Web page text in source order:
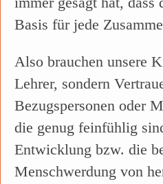
Basis für jede
Also brauchen unsere
Lehrer, sondern
Bezugspersonen oder
die genug feinfühlig
Entwicklung bzw. die
Menschwerdung von